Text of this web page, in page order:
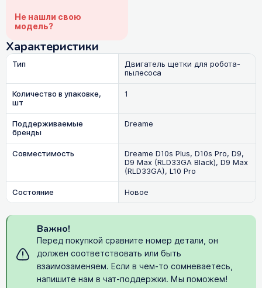
Не нашли свою
модель?
Характеристики
Тип Двигатель щетки для робота-
пылесоса
Количество в упаковке,
шт
1
Поддерживаемые
бренды
Dreame
Совместимость Dreame D10s Plus, D10s Pro, D9,
D9 Max (RLD33GA Black), D9 Max
(RLD33GA), L10 Pro
Состояние
Новое
Важно!
Перед покупкой сравните номер детали, он
должен соответствовать или быть
взаимозаменяем. Если в чем-то сомневаетесь,
напишите нам в чат-поддержки. Мы поможем!